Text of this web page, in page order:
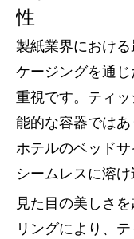
性
製紙業界におけ
ケージングを通
重視です。ティッ
能的な容器ではあ
ホテルのベッド
シームレスに溶
見た目の美しさ
リングにより、